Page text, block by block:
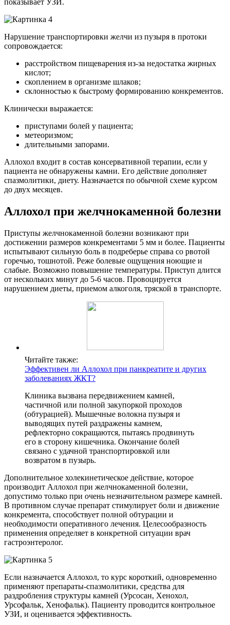
показывает УЗИ.
Нарушение транспортировки желчи из пузыря в протоки
сопровождается:
расстройством пищеварения из-за недостатка жирных
кислот;
скоплением в организме шлаков;
склонностью к быстрому формированию конкрементов.
Клинически выражается:
приступами болей у пациента;
метеоризмом;
длительными запорами.
Аллохол входит в состав консервативной терапии, если у
пациента не обнаружены камни. Его действие дополняет
спазмолитики, диету. Назначается по обычной схеме курсом
до двух месяцев.
Аллохол при желчнокаменной болезни
Приступы желчнокаменной болезни возникают при
достижении размеров конкрементами 5 мм и более. Пациенты
испытывают сильную боль в подреберье справа со рвотой
горечью, тошнотой. Реже болевые ощущения ноющие и
слабые. Возможно повышение температуры. Приступ длится
от нескольких минут до 5-6 часов. Провоцируется
нарушением диеты, приемом алкоголя, тряской в транспорте.
Читайте также:
Эффективен ли Аллохол при панкреатите и других
заболеваниях ЖКТ?
Клиника вызвана передвижением камней,
частичной или полной закупоркой проходов
(обтурацией). Мышечные волокна пузыря и
выводящих путей раздражены камнем,
рефлекторно сокращаются, пытаясь продвинуть
его в сторону кишечника. Окончание болей
связано с удачной транспортировкой или
возвратом в пузырь.
Дополнительное холекинетическое действие, которое
производит Аллохол при желчнокаменной болезни,
допустимо только при очень незначительном размере камней.
В противном случае препарат стимулирует боли и движение
конкремента, способствует полной обтурации и
необходимости оперативного лечения. Целесообразность
применения определяет в конкретной ситуации врач
гастроэнтеролог.
Если назначается Аллохол, то курс короткий, одновременно
применяют препараты-спазмолитики, средства для
раздробления структуры камней (Урсосан, Хенохол,
Урсофальк, Хенофальк). Пациенту проводится контрольное
УЗИ, и оценивается эффективность.